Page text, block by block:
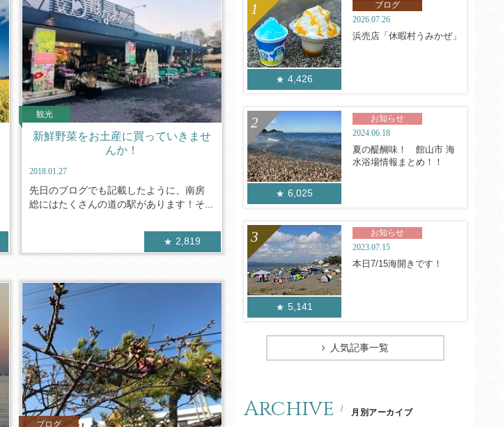
観光
新鮮野菜をお土産に買っていきませ
んか！
2018.01.27
先日のブログでも記載したように、南房
総にはたくさんの道の駅があります！そ...
2,819
ブログ
4,426
ブログ
2026.07.26
浜売店「休暇村うみかぜ」
6,025
お知らせ
2024.06.18
夏の醍醐味！ 館山市 海
水浴場情報まとめ！！
5,141
お知らせ
2023.07.15
本日7/15海開きです！
人気記事一覧
Archive 月別アーカイブ